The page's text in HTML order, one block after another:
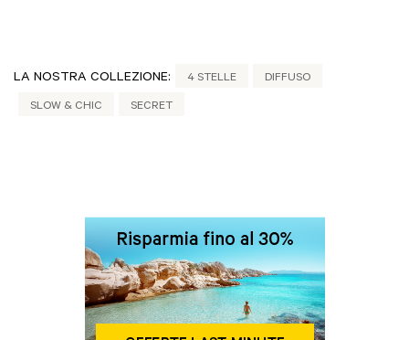
LA NOSTRA COLLEZIONE: 4 STELLE DIFFUSO
SLOW & CHIC SECRET